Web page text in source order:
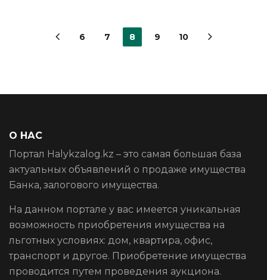
6 7
8
(CURRENT)
9 10
О НАС
Портал Halykzalog.kz – это самая большая база
актуальных объявлений о продаже имущества
Банка, залогового имущества.
На данном портале у вас имеется уникальная
возможность приобретения имущества на
льготных условиях: дом, квартира, офис,
транспорт и другое. Приобретение имущества
проводится путем проведения аукциона.